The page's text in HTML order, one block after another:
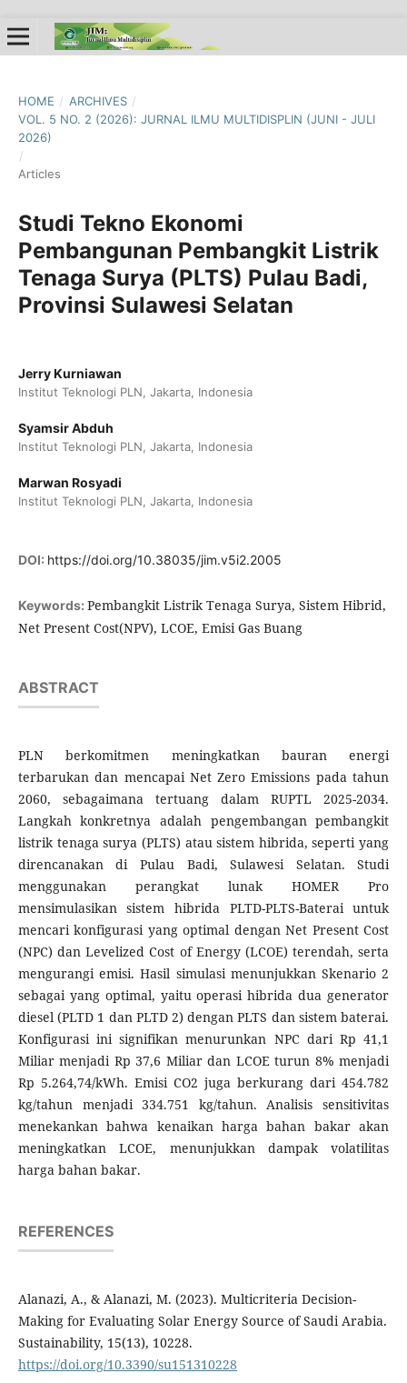
HOME / ARCHIVES /
VOL. 5 NO. 2 (2026): JURNAL ILMU MULTIDISPLIN (JUNI - JULI
2026)
/
Articles
Studi Tekno Ekonomi
Pembangunan Pembangkit Listrik
Tenaga Surya (PLTS) Pulau Badi,
Provinsi Sulawesi Selatan
Jerry Kurniawan
Institut Teknologi PLN, Jakarta, Indonesia
Syamsir Abduh
Institut Teknologi PLN, Jakarta, Indonesia
Marwan Rosyadi
Institut Teknologi PLN, Jakarta, Indonesia
DOI: https://doi.org/10.38035/jim.v5i2.2005
Keywords: Pembangkit Listrik Tenaga Surya, Sistem Hibrid,
Net Present Cost(NPV), LCOE, Emisi Gas Buang
ABSTRACT
PLN berkomitmen meningkatkan bauran energi
terbarukan dan mencapai Net Zero Emissions pada tahun
2060, sebagaimana tertuang dalam RUPTL 2025-2034.
Langkah konkretnya adalah pengembangan pembangkit
listrik tenaga surya (PLTS) atau sistem hibrida, seperti yang
direncanakan di Pulau Badi, Sulawesi Selatan. Studi
menggunakan perangkat lunak HOMER Pro
mensimulasikan sistem hibrida PLTD-PLTS-Baterai untuk
mencari konfigurasi yang optimal dengan Net Present Cost
(NPC) dan Levelized Cost of Energy (LCOE) terendah, serta
mengurangi emisi. Hasil simulasi menunjukkan Skenario 2
sebagai yang optimal, yaitu operasi hibrida dua generator
diesel (PLTD 1 dan PLTD 2) dengan PLTS dan sistem baterai.
Konfigurasi ini signifikan menurunkan NPC dari Rp 41,1
Miliar menjadi Rp 37,6 Miliar dan LCOE turun 8% menjadi
Rp 5.264,74/kWh. Emisi CO2 juga berkurang dari 454.782
kg/tahun menjadi 334.751 kg/tahun. Analisis sensitivitas
menekankan bahwa kenaikan harga bahan bakar akan
meningkatkan LCOE, menunjukkan dampak volatilitas
harga bahan bakar.
REFERENCES
Alanazi, A., & Alanazi, M. (2023). Multicriteria Decision-
Making for Evaluating Solar Energy Source of Saudi Arabia.
Sustainability, 15(13), 10228.
https://doi.org/10.3390/su151310228